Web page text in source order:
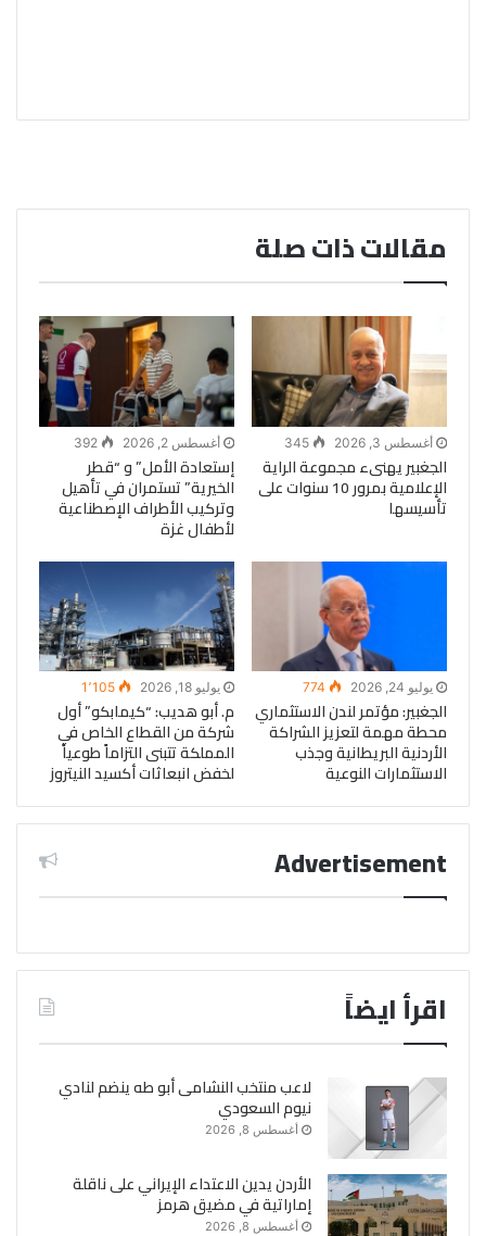
مقالات ذات صلة
أغسطس 3, 2026 345
الجغبير يهنىء مجموعة الراية
الإعلامية بمرور 10 سنوات على
تأسيسها
أغسطس 2, 2026 392
إستعادة الأمل” و “قطر
الخيرية” تستمران في تأهيل
وتركيب الأطراف الإصطناعية
لأطفال غزة
يوليو 24, 2026 774
الجغبير: مؤتمر لندن الاستثماري
محطة مهمة لتعزيز الشراكة
الأردنية البريطانية وجذب
الاستثمارات النوعية
يوليو 18, 2026 1٬105
م. أبو هديب: “كيمابكو” أول
شركة من القطاع الخاص في
المملكة تتبنى التزاماً طوعياً
لخفض انبعاثات أكسيد النيتروز
Advertisement
اقرأ ايضاً
لاعب منتخب النشامى أبو طه ينضم لنادي
نيوم السعودي
أغسطس 8, 2026
الأردن يدين الاعتداء الإيراني على ناقلة
إماراتية في مضيق هرمز
أغسطس 8, 2026